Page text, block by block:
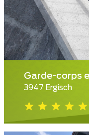
Garde-corps
3947 Ergisch